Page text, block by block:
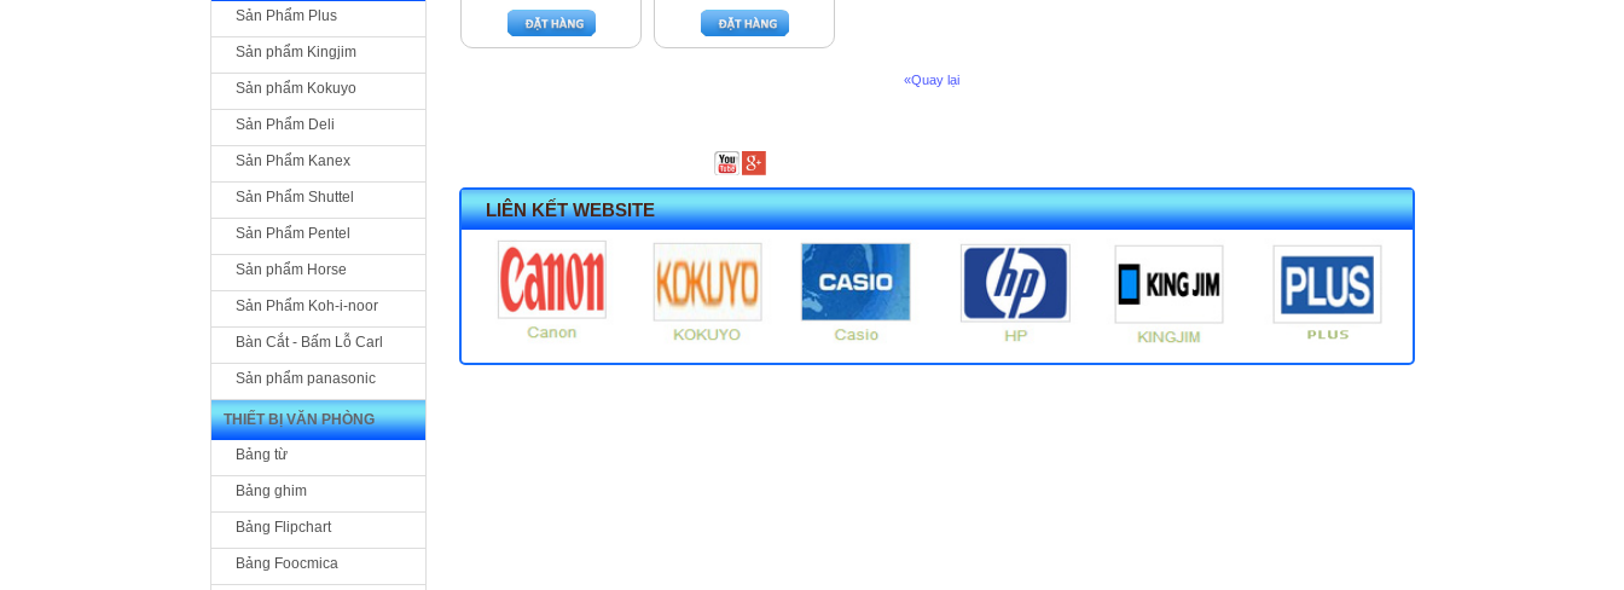
Sản Phẩm Plus
Sản phẩm Kingjim
Sản phẩm Kokuyo
Sản Phẩm Deli
Sản Phẩm Kanex
Sản Phẩm Shuttel
Sản Phẩm Pentel
Sản phẩm Horse
Sản Phẩm Koh-i-noor
Bàn Cắt - Bấm Lỗ Carl
Sản phẩm panasonic
THIẾT BỊ VĂN PHÒNG
Bảng từ
Bảng ghim
Bảng Flipchart
Bảng Foocmica
«Quay lại
LIÊN KẾT WEBSITE